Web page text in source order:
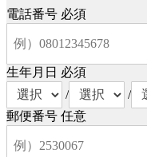
電話番号 必須
生年月日 必須
/
/
郵便番号 任意